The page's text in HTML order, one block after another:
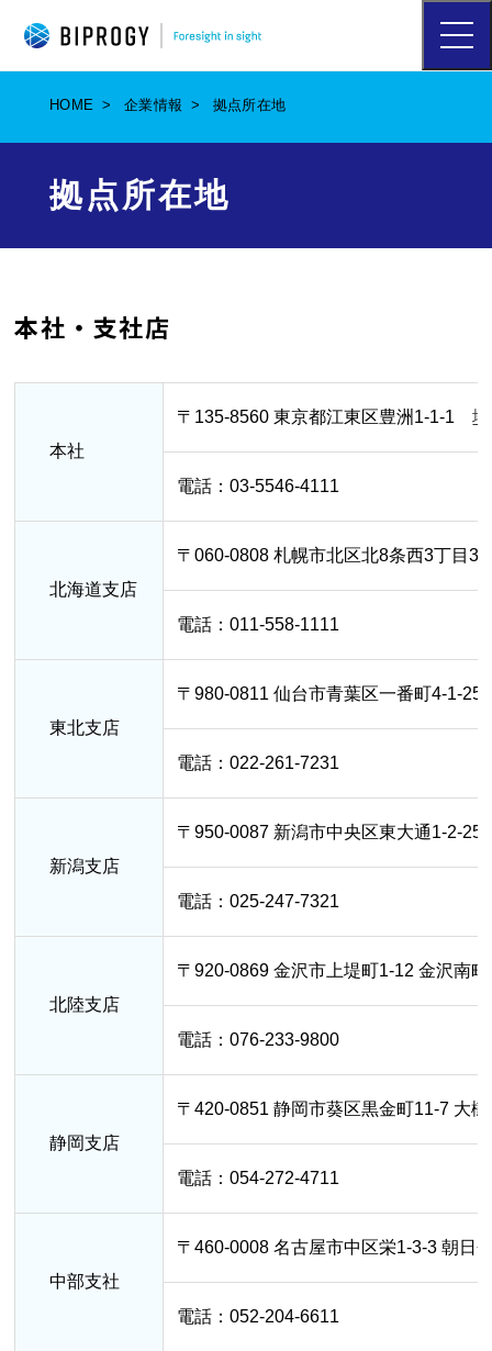
ハ
ン
ー
HOME 企業情報 拠点所在地
拠点所在地
本社・支社店
本社
〒135-8560 東京都江東区豊洲1-1-1
電話：03-5546-4111
北海道支店
〒060-0808 札幌市北区北8条西3丁目
電話：011-558-1111
東北支店
〒980-0811 仙台市青葉区一番町4-1-
電話：022-261-7231
新潟支店
〒950-0087 新潟市中央区東大通1-2-
電話：025-247-7321
北陸支店
〒920-0869 金沢市上堤町1-12 金沢南
電話：076-233-9800
静岡支店
〒420-0851 静岡市葵区黒金町11-7 大
電話：054-272-4711
中部支社
〒460-0008 名古屋市中区栄1-3-3 朝
電話：052-204-6611